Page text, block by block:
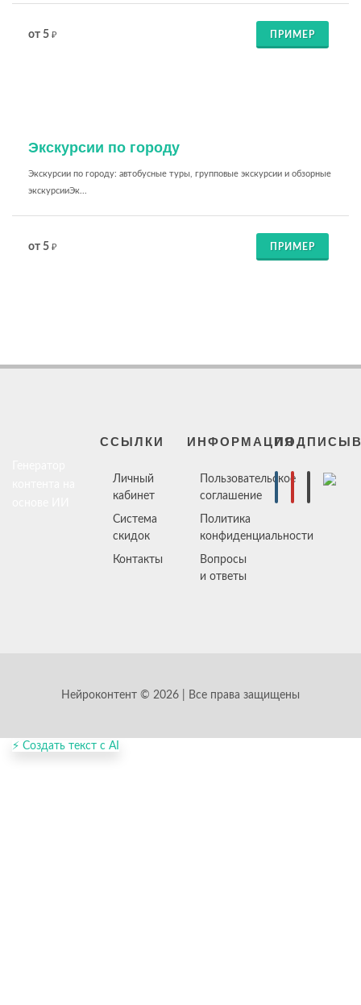
от 5 ₽ ПРИМЕР
Экскурсии по городу
Экскурсии по городу: автобусные туры, групповые экскурсии и обзорные
экскурсииЭк...
от 5 ₽ ПРИМЕР
ССЫЛКИ
Личный
кабинет
Система
скидок
Контакты
ИНФОРМАЦИЯ
Пользовательское
соглашение
Политика
конфиденциальности
Вопросы
и ответы
Нейроконтент © 2026 | Все права защищены
⚡ Создать текст с AI